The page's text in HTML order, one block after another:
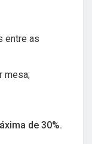
entre as
mesa;
de 30%.